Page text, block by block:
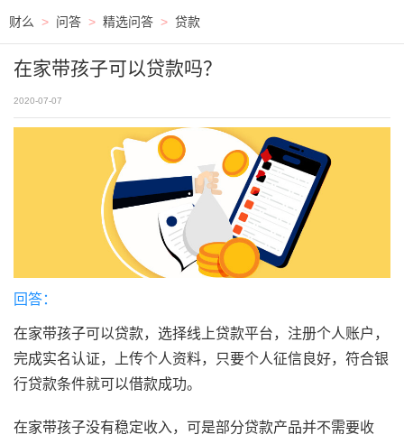
财么 > 问答 > 精选问答 > 贷款
在家带孩子可以贷款吗？
2020-07-07
回答：
在家带孩子可以贷款，选择线上贷款平台，注册个人账户，
完成实名认证，上传个人资料，只要个人征信良好，符合银
行贷款条件就可以借款成功。
在家带孩子没有稳定收入，可是部分贷款产品并不需要收